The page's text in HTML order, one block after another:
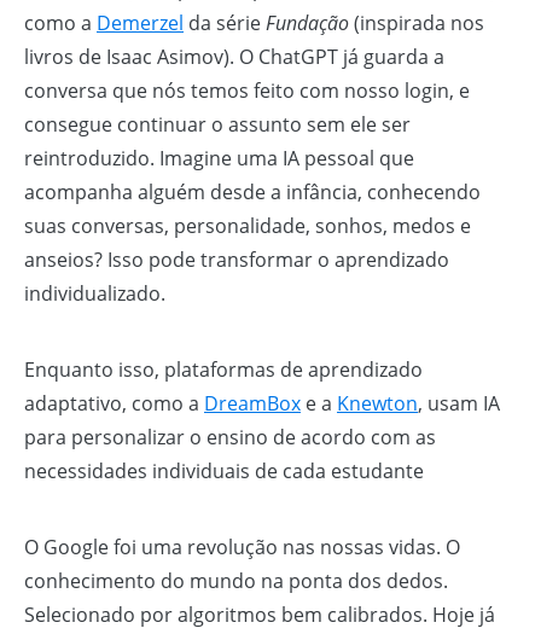
como a Demerzel da sérieFundação(inspirada nos
livros de Isaac Asimov). O ChatGPT já guarda a
conversa que nós temos feito com nosso login, e
consegue continuar o assunto sem ele ser
reintroduzido. Imagine uma IA pessoal que
acompanha alguém desde a infância, conhecendo
suas conversas, personalidade, sonhos, medos e
anseios? Isso pode transformar o aprendizado
individualizado.
Enquanto isso, plataformas de aprendizado
adaptativo, como a DreamBox e a Knewton, usam IA
para personalizar o ensino de acordo com as
necessidades individuais de cada estudante
O Google foi uma revolução nas nossas vidas. O
conhecimento do mundo na ponta dos dedos.
Selecionado por algoritmos bem calibrados. Hoje já